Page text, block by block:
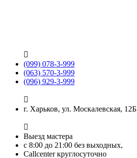

(099) 078-3-999
(063) 570-3-999
(096) 929-3-999

г. Харьков, ул. Москалевская, 12Б

Выезд мастера
с 8:00 до 21:00 без выходных,
Callcenter круглосуточно